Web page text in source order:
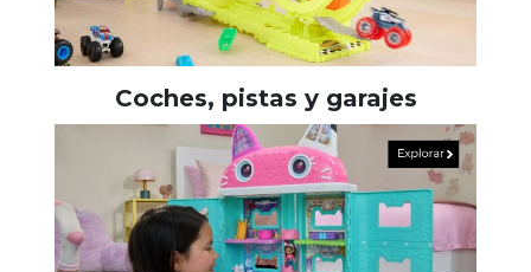
Coches, pistas y garajes